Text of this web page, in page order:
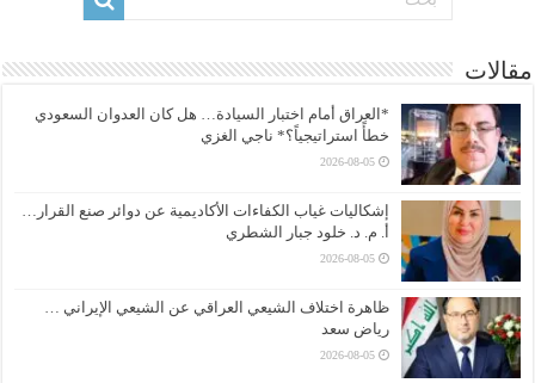
مقالات
*العراق أمام اختبار السيادة… هل كان العدوان السعودي
خطأً استراتيجياً؟* ناجي الغزي
2026-08-05
إشكاليات غياب الكفاءات الأكاديمية عن دوائر صنع القرار…
أ. م. د. خلود جبار الشطري
2026-08-05
ظاهرة اختلاف الشيعي العراقي عن الشيعي الإيراني …
رياض سعد
2026-08-05